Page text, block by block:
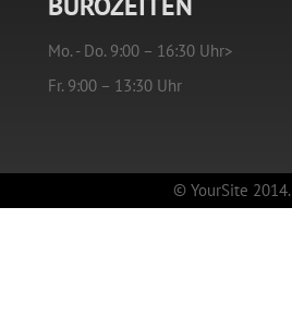
Mo. - Do. 9:00 – 16:30 Uhr>
Fr. 9:00 – 13:30 Uhr
© YourSite 2014.